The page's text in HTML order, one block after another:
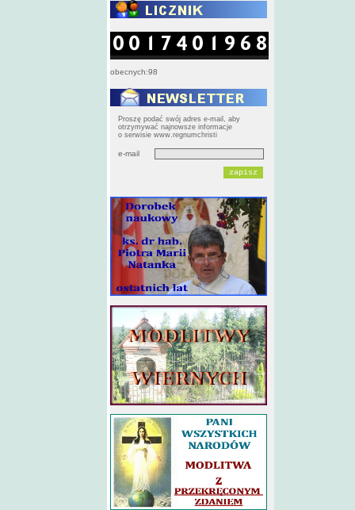
obecnych:98
Proszę podać swój adres e-mail, aby
otrzymywać najnowsze informacje
o serwisie www.regnumchristi
e-mail